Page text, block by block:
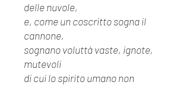
delle nuvole,
e, come un coscritto sogna il
cannone,
sognano voluttà vaste, ignote,
mutevoli
di cui lo spirito umano non